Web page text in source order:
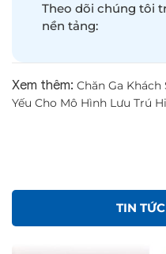
Theo dõi chúng tôi
nền tảng:
Xem thêm: Chăn Ga Khách
Yếu Cho Mô Hình Lưu Trú
TIN